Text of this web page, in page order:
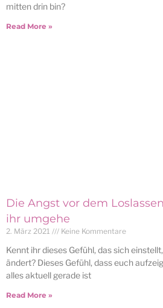
mitten drin bin?
Read More »
Die Angst vor dem
ihr umgehe
2. März 2021 Keine Kommentare
Kennt ihr dieses Gefühl, das sich
ändert? Dieses Gefühl, dass euch
alles aktuell gerade ist
Read More »